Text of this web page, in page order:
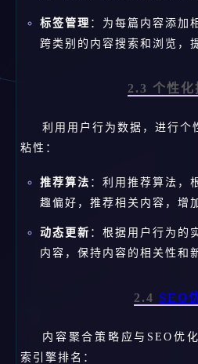
标签管理 ：为每篇内容添加
跨类别的内容搜索和浏览，
2.3 个性化
利用用户行为数据，进行个
粘性：
推荐算法 ：利用推荐算法，
趣偏好，推荐相关内容，增
动态更新 ：根据用户行为的
内容，保持内容的相关性和
2.4 SEO
内容聚合策略应与SEO优
索引擎排名：